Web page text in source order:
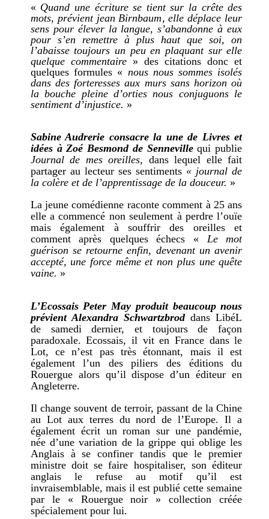
« Quand une écriture se tient sur la crête des
mots, prévient jean Birnbaum, elle déplace leur
sens pour élever la langue, s’abandonne à eux
pour s’en remettre à plus haut que soi, on
l’abaisse toujours un peu en plaquant sur elle
quelque commentaire» des citations donc et
quelques formules « nous nous sommes isolés
dans des forteresses aux murs sans horizon où
la bouche pleine d’orties nous conjuguons le
sentiment d’injustice. »
Sabine Audrerie consacre la une de Livres et
idées à Zoé Besmond de Sennevillequi publie
Journal de mes oreilles, dans lequel elle fait
partager au lecteur ses sentiments « journal de
la colère et de l’apprentissage de la douceur. »
La jeune comédienne raconte comment à 25 ans
elle a commencé non seulement à perdre l’ouïe
mais également à souffrir des oreilles et
comment après quelques échecs « Le mot
guérison se retourne enfin, devenant un avenir
accepté, une force même et non plus une quête
vaine. »
L’Ecossais Peter May produit beaucoup nous
prévient Alexandra Schwartzbroddans LibéL
de samedi dernier, et toujours de façon
paradoxale. Ecossais, il vit en France dans le
Lot, ce n’est pas très étonnant, mais il est
également l’un des piliers des éditions du
Rouergue alors qu’il dispose d’un éditeur en
Angleterre.
Il change souvent de terroir, passant de la Chine
au Lot aux terres du nord de l’Europe. Il a
également écrit un roman sur une pandémie,
née d’une variation de la grippe qui oblige les
Anglais à se confiner tandis que le premier
ministre doit se faire hospitaliser, son éditeur
anglais le refuse au motif qu’il est
invraisemblable, mais il est publié cette semaine
par le « Rouergue noir » collection créée
spécialement pour lui.